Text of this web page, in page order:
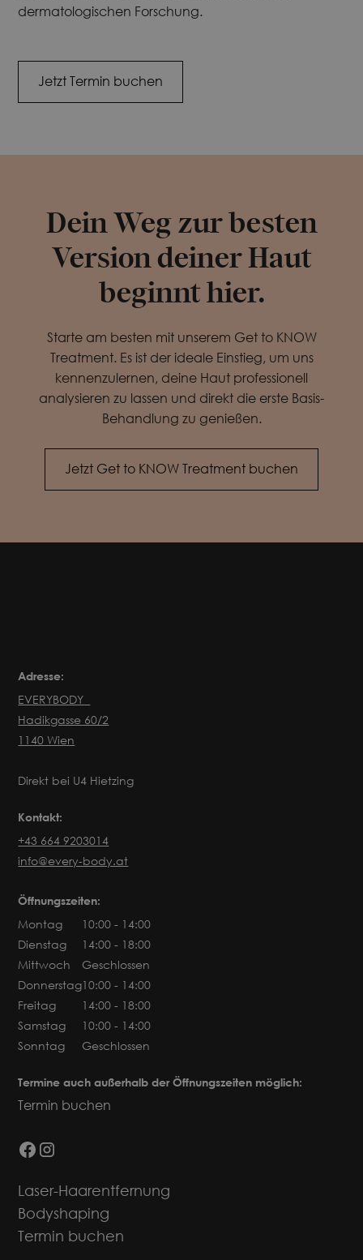
dermatologischen Forschung.
Jetzt Termin buchen
Dein Weg zur besten
Version deiner Haut
beginnt hier.
Starte am besten mit unserem Get to KNOW
Treatment. Es ist der ideale Einstieg, um uns
kennenzulernen, deine Haut professionell
analysieren zu lassen und direkt die erste Basis-
Behandlung zu genießen.
Jetzt Get to KNOW Treatment buchen
Adresse:
EVERYBODY
Hadikgasse 60/2
1140 Wien
Direkt bei U4 Hietzing
Kontakt:
+43 664 9203014
info@every-body.at
Öffnungszeiten:
Montag
Dienstag
Mittwoch
Donnerstag
Freitag
Samstag
Sonntag
10:00 - 14:00
14:00 - 18:00
Geschlossen
10:00 - 14:00
14:00 - 18:00
10:00 - 14:00
Geschlossen
Termine auch außerhalb der Öffnungszeiten möglich:
Termin buchen
Laser-Haarentfernung
Bodyshaping
Termin buchen